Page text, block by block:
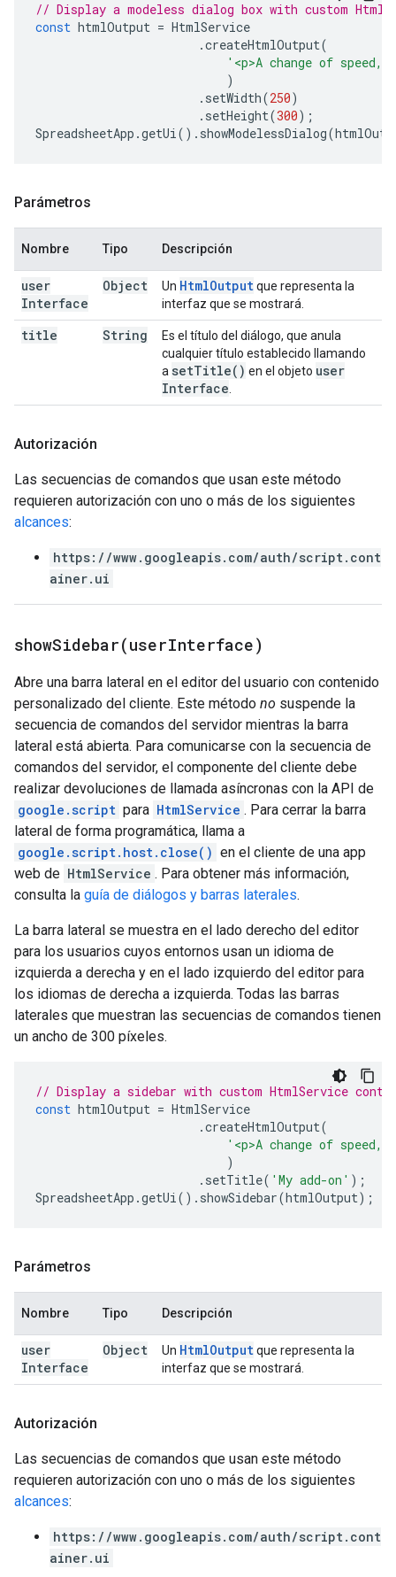
// Display a modeless dialog box with custom
const htmlOutput = HtmlService
.createHtmlOutput(
'<p>A change of
)
. setWidth(250)
. setHeight(300);
SpreadsheetApp .getUi(). showModelessDialog(
Parámetros
Nombre Tipo Descripción
user
Interface
Object Un HtmlOutputque representa la
interfaz que se mostrará.
title String
Es el título del diálogo, que anula
cualquier título establecido llamando
a setTitle( ) en el objeto user
Interface
Autorización
Las secuencias de comandos que usan este método
requieren autorización con uno o más de los siguientes
alcances:
https://www.googleapis.com/auth/script.cont
ainer.ui
showSidebar(userInterface)
Abre una barra lateral en el editor del usuario con contenido
personalizado del cliente. Este método no suspende la
secuencia de comandos del servidor mientras la barra
lateral está abierta. Para comunicarse con la secuencia de
comandos del servidor, el componente del cliente debe
realizar devoluciones de llamada asíncronas con la API de
google.script para HtmlService . Para cerrar la barra
lateral de forma programática, llama a
google.script.host.close() en el cliente de una app
web de HtmlService . Para obtener más información,
consulta la guía de diálogos y barras laterales.
La barra lateral se muestra en el lado derecho del editor
para los usuarios cuyos entornos usan un idioma de
izquierda a derecha y en el lado izquierdo del editor para
los idiomas de derecha a izquierda. Todas las barras
laterales que muestran las secuencias de comandos tienen
un ancho de 300 píxeles.
// Display a sidebar with custom HtmlService
const htmlOutput = HtmlService
.createHtmlOutput(
'<p>A change of
)
. setTitle( 'My add-on' );
SpreadsheetApp .getUi(). showSidebar(htmlOutput);
Parámetros
Nombre Tipo Descripción
user
Interface
Object Un HtmlOutputque representa la
interfaz que se mostrará.
Autorización
Las secuencias de comandos que usan este método
requieren autorización con uno o más de los siguientes
alcances:
https://www.googleapis.com/auth/script.cont
ainer.ui